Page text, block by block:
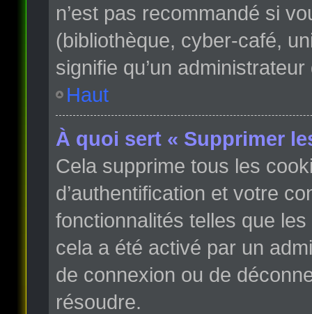
n’est pas recommandé si
(bibliothèque, cyber-café,
signifie qu’un
Haut
À quoi sert « Supprimer
Cela supprime tous les
d’authentification et votre
fonctionnalités telles que
cela a été activé par un
de connexion ou de
résoudre.